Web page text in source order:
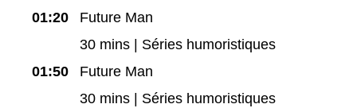
01:20Future Man
30 mins | Séries humoristiques
01:50Future Man
30 mins | Séries humoristiques